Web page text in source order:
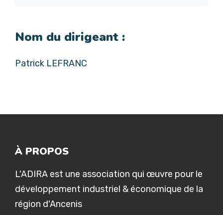
Nom du dirigeant :
Patrick LEFRANC
À PROPOS
L'ADIRA est une association qui œuvre pour le
développement industriel & économique de la
région d'Ancenis